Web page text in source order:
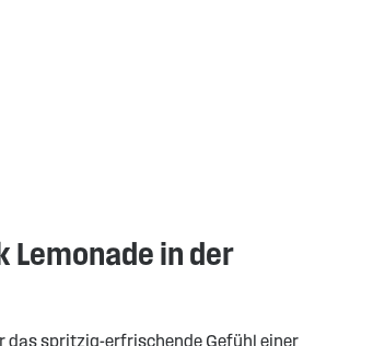
Lemonade in der
das spritzig-erfrischende Gefühl einer